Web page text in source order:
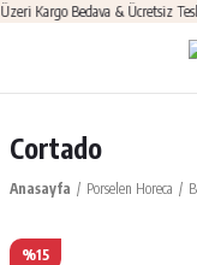
Kargo Bedava & Ücretsiz
Cortado
Anasayfa Porselen Horeca
%15